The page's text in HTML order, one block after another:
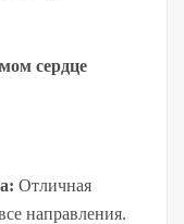
сердце
Отличная
направления.